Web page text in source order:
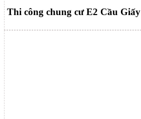
Thi công chung cư E2 Cầu Giấy